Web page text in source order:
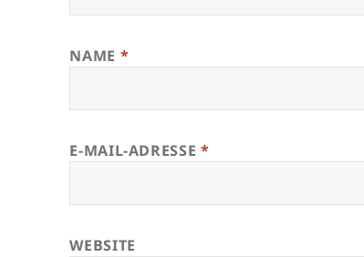
NAME *
E-MAIL-ADRESSE *
WEBSITE